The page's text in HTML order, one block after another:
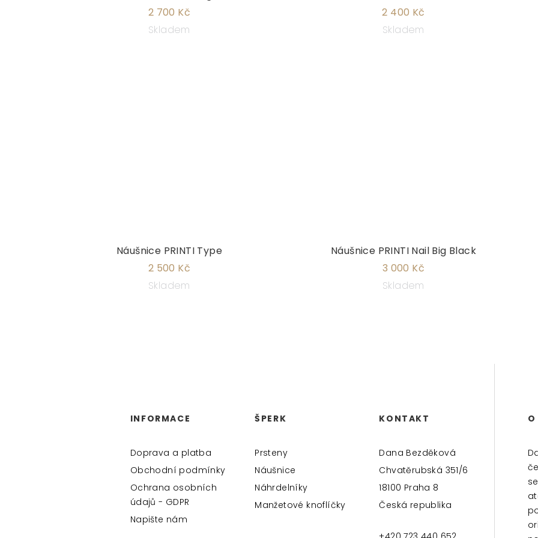
2 700 Kč
Skladem
2 400 Kč
Skladem
Náušnice PRINTI Type
2 500 Kč
Skladem
Náušnice PRINTI Nail Big Black
3 000 Kč
Skladem
INFORMACE
Doprava a platba
Obchodní podmínky
Ochrana osobních
údajů - GDPR
Napište nám
ŠPERK
Prsteny
Náušnice
Náhrdelníky
Manžetové knoflíčky
KONTAKT
Dana Bezděková
Chvatěrubská 351/6
18100 Praha 8
Česká republika
O